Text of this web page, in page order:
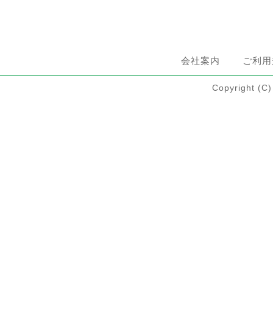
会社案内 ご利
Copyright